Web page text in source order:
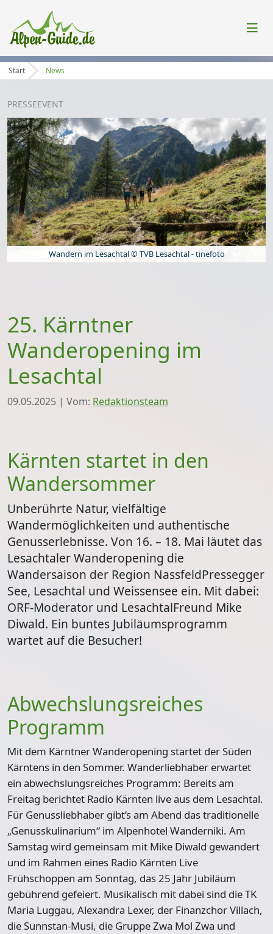
Start News
PRESSEEVENT
Wandern im Lesachtal © TVB Lesachtal - tinefoto
25. Kärntner
Wanderopening im
Lesachtal
09.05.2025 | Vom: Redaktionsteam
Kärnten startet in den
Wandersommer
Unberührte Natur, vielfältige
Wandermöglichkeiten und authentische
Genusserlebnisse. Von 16. – 18. Mai läutet das
Lesachtaler Wanderopening die
Wandersaison der Region NassfeldPressegger
See, Lesachtal und Weissensee ein. Mit dabei:
ORF-Moderator und LesachtalFreund Mike
Diwald. Ein buntes Jubiläumsprogramm
wartet auf die Besucher!
Abwechslungsreiches
Programm
Mit dem Kärntner Wanderopening startet der Süden
Kärntens in den Sommer. Wanderliebhaber erwartet
ein abwechslungsreiches Programm: Bereits am
Freitag berichtet Radio Kärnten live aus dem Lesachtal.
Für Genussliebhaber gibt’s am Abend das traditionelle
„Genusskulinarium“ im Alpenhotel Wanderniki. Am
Samstag wird gemeinsam mit Mike Diwald gewandert
und im Rahmen eines Radio Kärnten Live
Frühschoppen am Sonntag, das 25 Jahr Jubiläum
gebührend gefeiert. Musikalisch mit dabei sind die TK
Maria Luggau, Alexandra Lexer, der Finanzchor Villach,
die Sunnstan-Musi, die Gruppe Zwa Mol Zwa und